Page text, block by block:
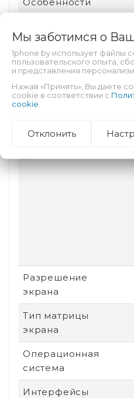
тыловой камеры
Назначение
Разъем для док-
станции
связь
Разрешение
экрана
Тип матрицы
экрана
Операционная
система
Интерфейсы
Мы заботимся о
1phone.by использует файлы
пользовательского опыта,
и представления
Нажав «Принять», Вы даете
cookie в соответствии с
cookie
Отклонить